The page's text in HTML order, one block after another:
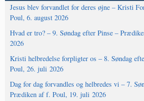
Jesus blev forvandlet for deres øjne – Kristi
Poul, 6. august 2026
Hvad er tro? – 9. Søndag efter Pinse –
2026
Kristi helbredelse forpligter os – 8. Søndag
Poul, 26. juli 2026
Dag for dag forvandles og helbredes vi – 7.
Prædiken af f. Poul, 19. juli 2026